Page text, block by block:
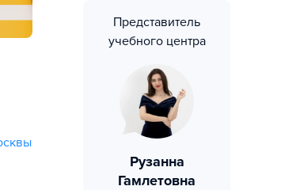
Представитель
учебного центра
Рузанна
Гамлетовна